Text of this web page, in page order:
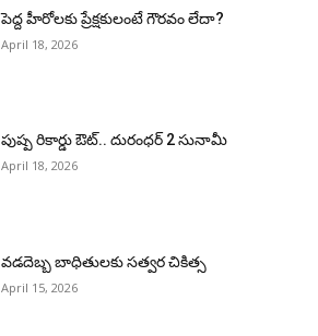
పెద్ద హీరోల‌కు ప్రేక్ష‌కులంటే గౌర‌వం లేదా?
April 18, 2026
పుష్ప రికార్డు ఔట్‌.. దురంధ‌ర్ 2 సునామీ
April 18, 2026
వడదెబ్బ బాధితులకు సత్వర చికిత్స
April 15, 2026